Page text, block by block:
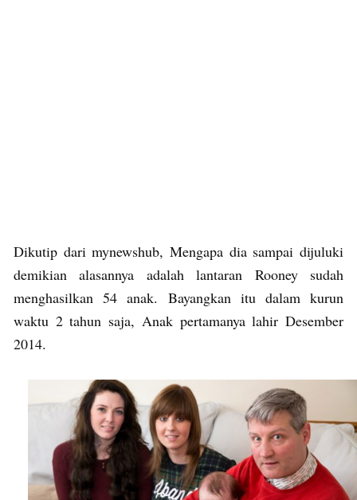
Dikutip dari mynewshub, Mengapa dia sampai dijuluki
demikian alasannya adalah lantaran Rooney sudah
menghasilkan 54 anak. Bayangkan itu dalam kurun
waktu 2 tahun saja, Anak pertamanya lahir Desember
2014.